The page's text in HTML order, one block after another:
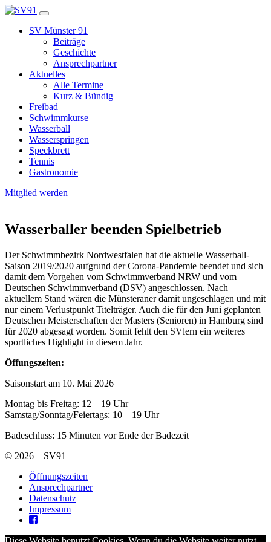
SV Münster 91
Beiträge
Geschichte
Ansprechpartner
Aktuelles
Alle Termine
Kurz & Bündig
Freibad
Schwimmkurse
Wasserball
Wasserspringen
Speckbrett
Tennis
Gastronomie
Mitglied werden
Wasserballer beenden Spielbetrieb
Der Schwimmbezirk Nordwestfalen hat die aktuelle Wasserball-
Saison 2019/2020 aufgrund der Corona-Pandemie beendet und sich
damit dem Vorgehen vom Schwimmverband NRW und vom
Deutschen Schwimmverband (DSV) angeschlossen. Nach
aktuellem Stand wären die Münsteraner damit ungeschlagen und mit
nur einem Verlustpunkt Titelträger. Auch die für den Juni geplanten
Deutschen Meisterschaften der Masters (Senioren) in Hamburg sind
für 2020 abgesagt worden. Somit fehlt den SVlern ein weiteres
sportliches Highlight in diesem Jahr.
Öffungszeiten:
Saisonstart am 10. Mai 2026
Montag bis Freitag: 12 – 19 Uhr
Samstag/Sonntag/Feiertags: 10 – 19 Uhr
Badeschluss: 15 Minuten vor Ende der Badezeit
© 2026 – SV91
Öffnungszeiten
Ansprechpartner
Datenschutz
Impressum